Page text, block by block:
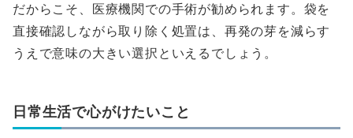
だからこそ、医療機関での手術が勧められます。袋を
直接確認しながら取り除く処置は、再発の芽を減らす
うえで意味の大きい選択といえるでしょう。
日常生活で心がけたいこと